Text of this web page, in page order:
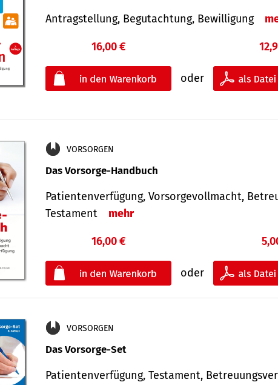
Antragstellung, Begutachtung, Bewilligung
16,00 €
oder
VORSORGEN
Das Vorsorge-Handbuch
Patientenverfügung, Vorsorgevollmacht,
Testament
mehr
16,00 €
oder
VORSORGEN
Das Vorsorge-Set
Patienten­ver­fügung, Testa­ment,